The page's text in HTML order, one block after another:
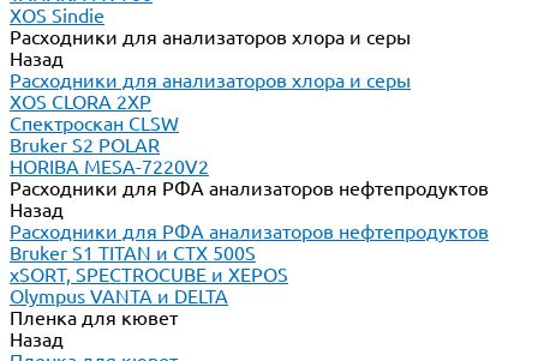
XOS Sindie
Расходники для анализаторов хлора и серы
Назад
Расходники для анализаторов хлора и серы
XOS CLORA 2XP
Спектроскан CLSW
Bruker S2 POLAR
HORIBA MESA-7220V2
Расходники для РФА анализаторов нефтепродуктов
Назад
Расходники для РФА анализаторов нефтепродуктов
Bruker S1 TITAN и CTX 500S
xSORT, SPECTROCUBE и XEPOS
Olympus VANTA и DELTA
Пленка для кювет
Назад